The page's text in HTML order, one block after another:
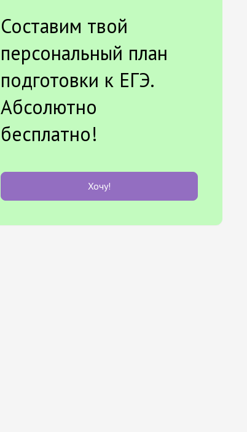
Составим твой
персональный план
подготовки к ЕГЭ.
Абсолютно
бесплатно!
Хочу!